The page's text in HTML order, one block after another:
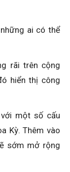
ai có thể
rãi trên cộng
hiển thị công
một số cấu
Kỳ. Thêm vào
sớm mở rộng